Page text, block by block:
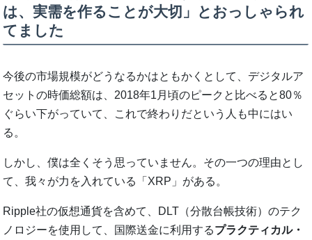
は、実需を作ることが大切」とおっしゃられ
てました
今後の市場規模がどうなるかはともかくとして、デジタルア
セットの時価総額は、2018年1月頃のピークと比べると80％
ぐらい下がっていて、これで終わりだという人も中にはい
る。
しかし、僕は全くそう思っていません。その一つの理由とし
て、我々が力を入れている「XRP」がある。
Ripple社の仮想通貨を含めて、DLT（分散台帳技術）のテク
ノロジーを使用して、国際送金に利用するプラクティカル・